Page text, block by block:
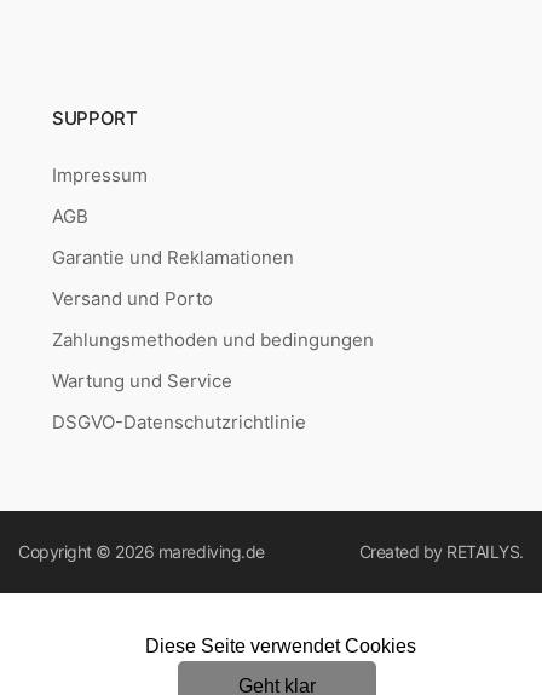
SUPPORT
Impressum
AGB
Garantie und Reklamationen
Versand und Porto
Zahlungsmethoden und bedingungen
Wartung und Service
DSGVO-Datenschutzrichtlinie
Copyright © 2026 marediving.de Created by RETAILYS.
Diese Seite verwendet Cookies
Geht klar